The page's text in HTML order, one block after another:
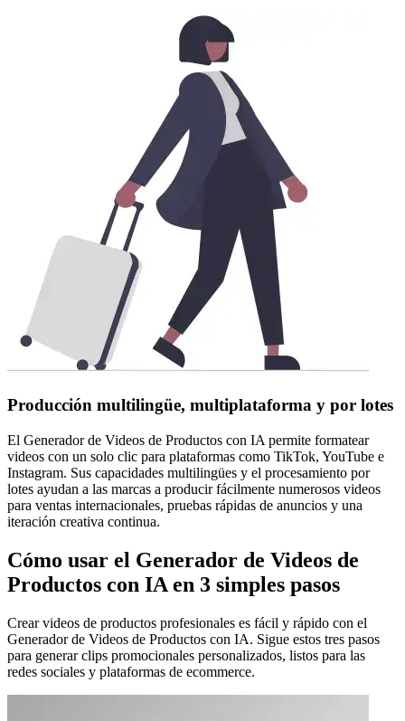
Producción multilingüe, multiplataforma y por lotes
El Generador de Videos de Productos con IA permite formatear
videos con un solo clic para plataformas como TikTok, YouTube e
Instagram. Sus capacidades multilingües y el procesamiento por
lotes ayudan a las marcas a producir fácilmente numerosos videos
para ventas internacionales, pruebas rápidas de anuncios y una
iteración creativa continua.
Cómo usar el Generador de Videos de
Productos con IA en 3 simples pasos
Crear videos de productos profesionales es fácil y rápido con el
Generador de Videos de Productos con IA. Sigue estos tres pasos
para generar clips promocionales personalizados, listos para las
redes sociales y plataformas de ecommerce.